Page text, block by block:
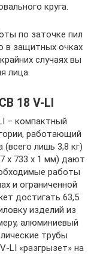
круга.
по заточке пил
в защитных очках
случаях вы
лица.
18 V-LI
– компактный
работающий
лишь 3,8 кг)
x 733 х 1 мм) дают
работы
и ограниченной
достигать 63,5
изделий из
алюминиевый
трубы
LI «разгрызет» на